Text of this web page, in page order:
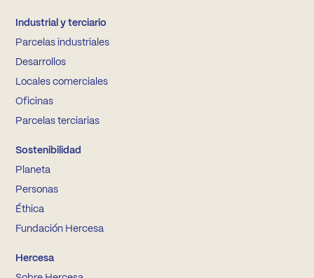
Industrial y terciario
Parcelas industriales
Desarrollos
Locales comerciales
Oficinas
Parcelas terciarias
Sostenibilidad
Planeta
Personas
Éthica
Fundación Hercesa
Hercesa